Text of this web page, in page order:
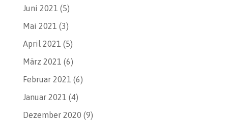
Juni 2021 (5)
Mai 2021 (3)
April 2021 (5)
März 2021 (6)
Februar 2021 (6)
Januar 2021 (4)
Dezember 2020 (9)